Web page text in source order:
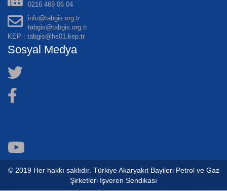
0216 469 06 04
info@tabgis.org.tr
tabgis@tabgis.org.tr
KEP : tabgis@hs01.kep.tr
Sosyal Medya
© 2019 Her hakkı saklıdır. Türkiye Akaryakıt Bayileri Petrol ve Gaz
Şirketleri İşveren Sendikası